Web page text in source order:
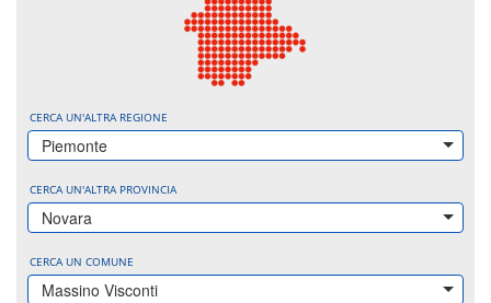
CERCA UN'ALTRA REGIONE
Piemonte
CERCA UN'ALTRA PROVINCIA
Novara
CERCA UN COMUNE
Massino Visconti